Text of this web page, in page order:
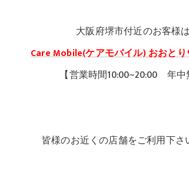
大阪府堺市付近のお客様
Care Mobile(ケアモバイル) おおと
【営業時間10:00~20:00 年中
皆様のお近くの店舗をご利用下さ